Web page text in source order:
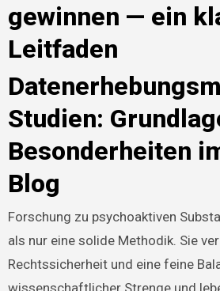
gewinnen — ein
Leitfaden
Studien:
Besonderheiten
Blog
Forschung zu psychoaktiven
als nur eine solide Methodik. Sie
Rechtssicherheit und eine feine